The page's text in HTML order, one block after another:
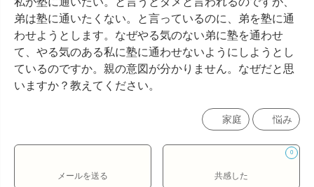
弟は塾に通いたくない。と言っているのに、弟を塾に通
わせようとします。なぜやる気のない弟に塾を通わせ
て、やる気のある私に塾に通わせないようにしようとし
ているのですか。親の意図が分かりません。なぜだと思
いますか？教えてください。
家庭 悩み
メールを送る
0
共感した